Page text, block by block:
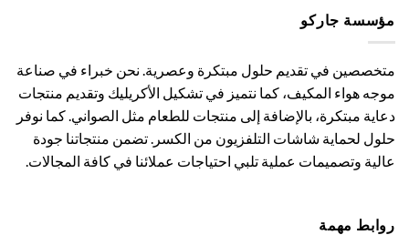
مؤسسة جاركو
متخصصين في تقديم حلول مبتكرة وعصرية. نحن خبراء في صناعة
موجه هواء المكيف، كما نتميز في تشكيل الأكريليك وتقديم منتجات
دعاية مبتكرة، بالإضافة إلى منتجات للطعام مثل الصواني. كما نوفر
حلول لحماية شاشات التلفزيون من الكسر. تضمن منتجاتنا جودة
عالية وتصميمات عملية تلبي احتياجات عملائنا في كافة المجالات.
روابط مهمة